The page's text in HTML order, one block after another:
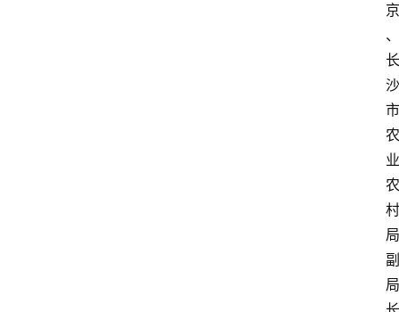
京
、
长
沙
市
农
业
农
村
局
副
局